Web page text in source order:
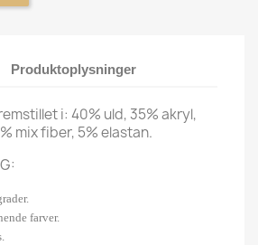
Produktoplysninger
i: 40% uld, 35% akryl,
mix fiber, 5% elastan.
farver.